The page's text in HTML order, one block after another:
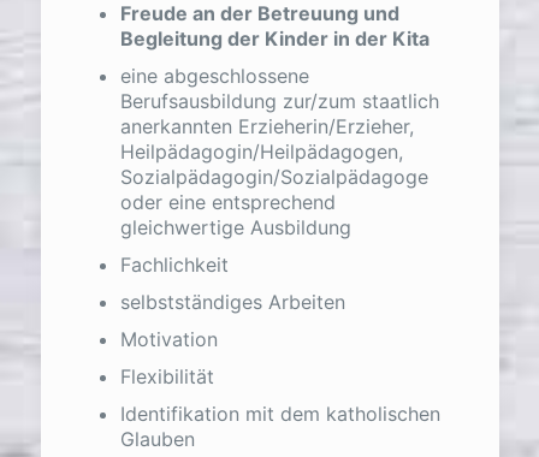
Freude an der Betreuung und
Begleitung der Kinder in der Kita
eine abgeschlossene
Berufsausbildung zur/zum staatlich
anerkannten Erzieherin/Erzieher,
Heilpädagogin/Heilpädagogen,
Sozialpädagogin/Sozialpädagoge
oder eine entsprechend
gleichwertige Ausbildung
Fachlichkeit
selbstständiges Arbeiten
Motivation
Flexibilität
Identifikation mit dem katholischen
Glauben